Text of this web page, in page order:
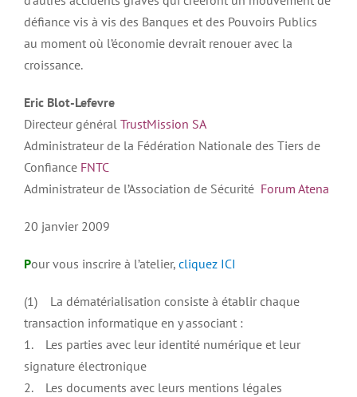
défiance vis à vis des Banques et des Pouvoirs Publics
au moment où l’économie devrait renouer avec la
croissance.
Eric Blot-Lefevre
Directeur général TrustMission SA
Administrateur de la Fédération Nationale des Tiers de
Confiance FNTC
Administrateur de l’Association de Sécurité Forum Atena
20 janvier 2009
Pour vous inscrire à l’atelier, cliquez ICI
(1) La dématérialisation consiste à établir chaque
transaction informatique en y associant :
1. Les parties avec leur identité numérique et leur
signature électronique
2. Les documents avec leurs mentions légales